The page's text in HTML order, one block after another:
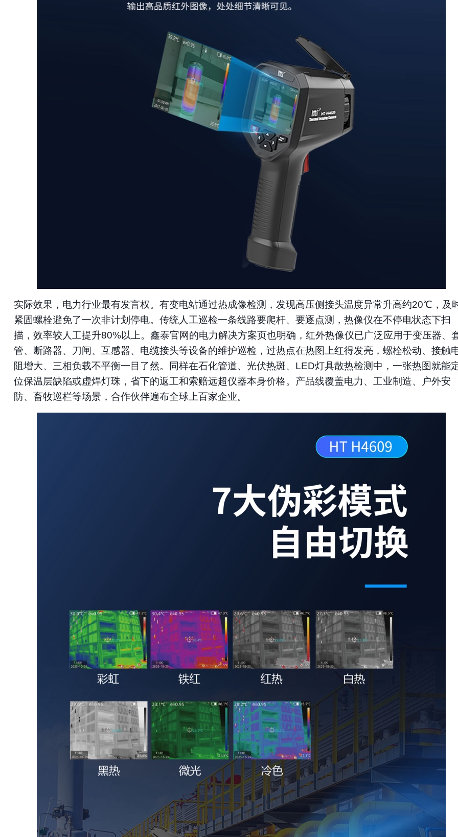
实际效果，电力行业最有发言权。有变电站通过热成像检测，发现高压侧接头温度异常升高约20℃，及
紧固螺栓避免了一次非计划停电。传统人工巡检一条线路要爬杆、要逐点测，热像仪在不停电状态下扫
描，效率较人工提升80%以上。鑫泰官网的电力解决方案页也明确，红外热像仪已广泛应用于变压器、
管、断路器、刀闸、互感器、电缆接头等设备的维护巡检，过热点在热图上红得发亮，螺栓松动、接触
阻增大、三相负载不平衡一目了然。同样在石化管道、光伏热斑、LED灯具散热检测中，一张热图就能
位保温层缺陷或虚焊灯珠，省下的返工和索赔远超仪器本身价格。产品线覆盖电力、工业制造、户外安
防、畜牧巡栏等场景，合作伙伴遍布全球上百家企业。